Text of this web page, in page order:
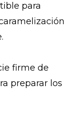
para
firme de
preparar los